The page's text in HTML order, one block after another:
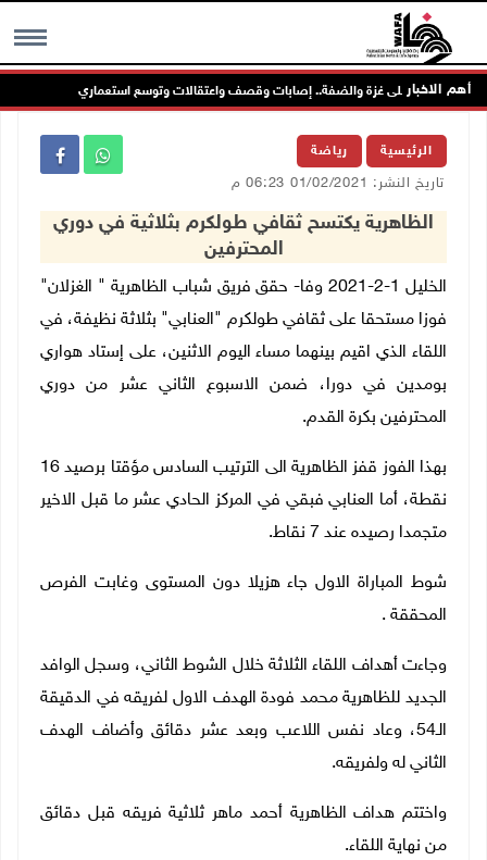
MENU أهم الاخبار
عدوانه على غزة والضفة.. إصابات وقصف واعتقالات وتوسع استعماري
الرئيسية رياضة
تاريخ النشر: 01/02/2021 06:23 م
الظاهرية يكتسح ثقافي طولكرم بثلاثية في دوري
المحترفين
الخليل 1-2-2021 وفا- حقق فريق شباب الظاهرية " الغزلان"
فوزا مستحقا على ثقافي طولكرم "العنابي" بثلاثة نظيفة، في
اللقاء الذي اقيم بينهما مساء اليوم الاثنين، على إستاد هواري
بومدين في دورا، ضمن الاسبوع الثاني عشر من دوري
المحترفين بكرة القدم.
بهذا الفوز قفز الظاهرية الى الترتيب السادس مؤقتا برصيد 16
نقطة، أما العنابي فبقي في المركز الحادي عشر ما قبل الاخير
متجمدا رصيده عند 7 نقاط.
شوط المباراة الاول جاء هزيلا دون المستوى وغابت الفرص
المحققة .
وجاءت أهداف اللقاء الثلاثة خلال الشوط الثاني، وسجل الوافد
الجديد للظاهرية محمد فودة الهدف الاول لفريقه في الدقيقة
الـ54، وعاد نفس اللاعب وبعد عشر دقائق وأضاف الهدف
الثاني له ولفريقه.
واختتم هداف الظاهرية أحمد ماهر ثلاثية فريقه قبل دقائق
من نهاية اللقاء.